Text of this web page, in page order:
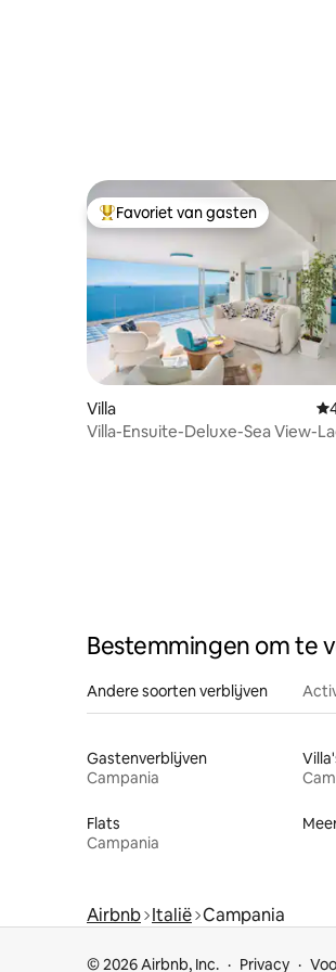
Topfavoriet van gasten
Favoriet van gasten
Villa
Villa-Ensuite-Deluxe-Sea View-
Bestemmingen om te
Andere soorten verblijven
Gastenverblijven
Campania
Flats
Campania
Airbnb Italië Campania
© 2026 Airbnb, Inc. Privacy